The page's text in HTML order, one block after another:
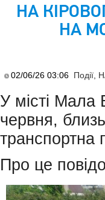
НА
НА
02/06/26 03:06 Події
У мiстi Мала
червня,
транспортна
Про це